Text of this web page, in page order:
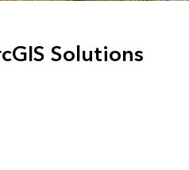
Solutions